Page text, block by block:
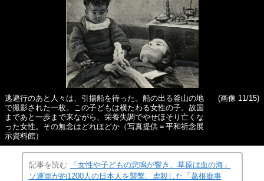
逃避行のあと人々は、引揚船を待った。船の出る釜山の地
で撮影された一枚。この子どもは横たわる女性の子。故国
まであと一歩まで来ながら、栄養失調でやせほそり亡くな
った女性。その無念はどれほどか（写真提供＝平和祈念展
示資料館）
(画像 11/15)
記事を読む
「女性や子どもの悲鳴が響き、草原は血の海」
ソ連軍が約1200人の日本人を襲撃、虐殺した「葛根廟事